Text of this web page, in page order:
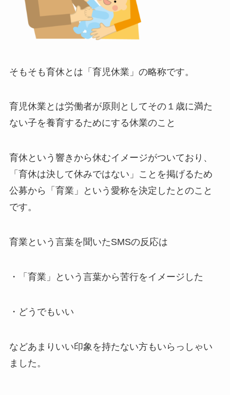
そもそも育休とは「育児休業」の略称です。
育児休業とは労働者が原則としてその１歳に満た
ない子を養育するためにする休業のこと
育休という響きから休むイメージがついており、
「育休は決して休みではない」ことを掲げるため
公募から「育業」という愛称を決定したとのこと
です。
育業という言葉を聞いたSMSの反応は
・「育業」という言葉から苦行をイメージした
・どうでもいい
などあまりいい印象を持たない方もいらっしゃい
ました。